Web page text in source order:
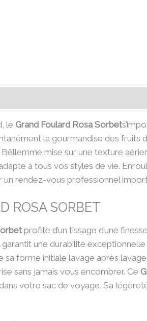
le Grand Foulard Rosa Sorbet
la gourmandise des fruits
mise sur une texture
à tous vos styles de vie.
rendez-vous professionnel
ROSA SORBET
profite d’un tissage d’une
une durabilité exceptionnelle
sa forme initiale lavage après
sans jamais vous encombrer. Ce
votre sac de voyage. Sa